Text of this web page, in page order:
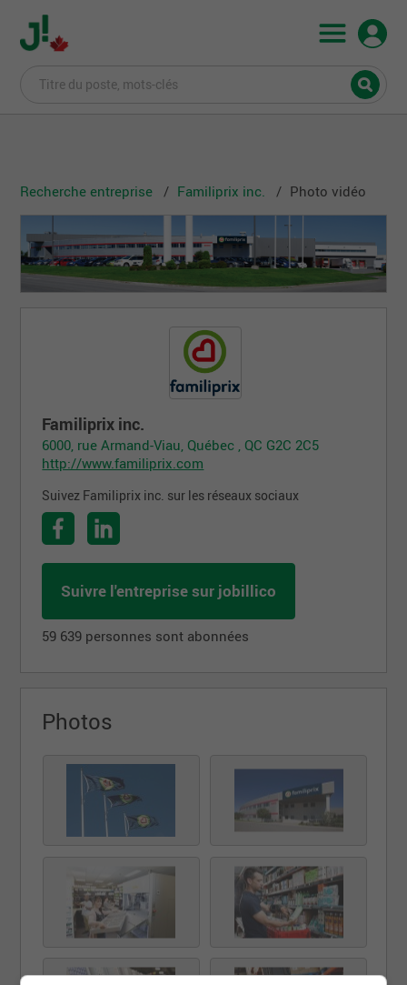
Recherche entreprise Familiprix inc. Photo vidéo
Familiprix inc.
6000, rue Armand-Viau, Québec , QC G2C 2C5
http://www.familiprix.com
Suivez Familiprix inc. sur les réseaux sociaux
Suivre l'entreprise sur jobillico
59 639 personnes sont abonnées
Photos